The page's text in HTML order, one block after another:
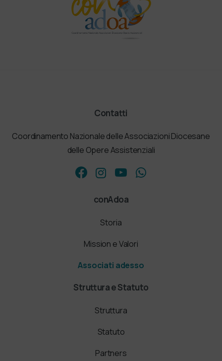
Contatti
Coordinamento Nazionale delle Associazioni Diocesane
delle Opere Assistenziali
conAdoa
Storia
Mission e Valori
Associati adesso
Struttura e Statuto
Struttura
Statuto
Partners